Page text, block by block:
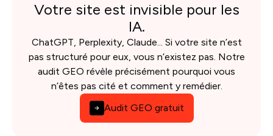
Votre site est invisible pour les
IA.
ChatGPT, Perplexity, Claude... Si votre site n’est
pas structuré pour eux, vous n’existez pas. Notre
audit GEO révèle précisément pourquoi vous
n’êtes pas cité et comment y remédier.
Audit GEO gratuit